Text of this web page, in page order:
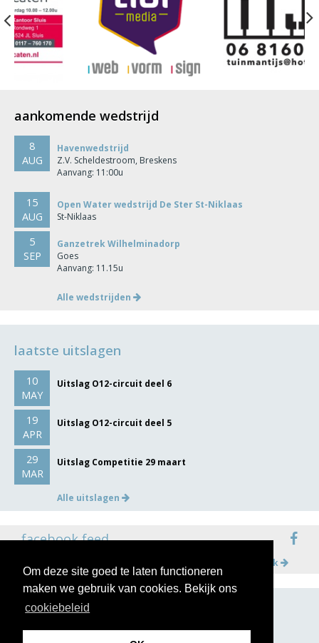
Om deze site goed te laten functioneren
maken we gebruik van cookies. Bekijk ons
cookiebeleid
Previous
aankomende wedstrijd
8
AUG
Havenwedstrijd
Z.V. Scheldestroom, Breskens
Aanvang: 11:00u
15
AUG
Open Water wedstrijd De Ster St-Niklaas
St-Niklaas
5
SEP
Ganzetrek Wilhelminadorp
Goes
Aanvang: 11.15u
Alle wedstrijden
laatste uitslagen
10
MAY
Uitslag O12-circuit deel 6
19
APR
Uitslag O12-circuit deel 5
29
MAR
Uitslag Competitie 29 maart
Alle uitslagen
facebook feed
Meer op facebook
volg ons op